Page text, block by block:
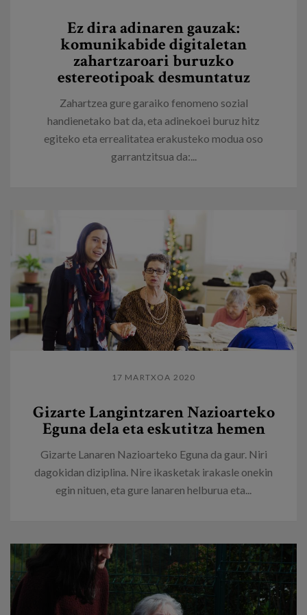
Salaketa-kanalaEz dira adinaren gauzak:
komunikabide digitaletan
zahartzaroari buruzko
estereotipoak desmuntatuz
Zahartzea gure garaiko fenomeno sozial
handienetako bat da, eta adinekoei buruz hitz
egiteko eta errealitatea erakusteko modua oso
garrantzitsua da:...
17 MARTXOA 2020
Gizarte Langintzaren Nazioarteko
Eguna dela eta eskutitza hemen
Gizarte Lanaren Nazioarteko Eguna da gaur. Niri
dagokidan diziplina. Nire ikasketak irakasle onekin
egin nituen, eta gure lanaren helburua eta...